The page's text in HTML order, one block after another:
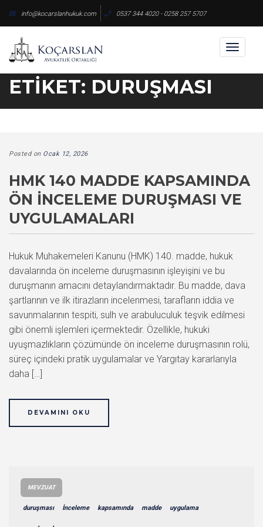
content
info@kocarslanhukuk.com 0537 344 4020 - 0258 257 5707
Toggle
ETIKET: DURUŞMASI
Posted on Ocak 12, 2026
HMK 140 MADDE KAPSAMINDA
ÖN İNCELEME DURUŞMASI VE
UYGULAMALARI
Hukuk Muhakemeleri Kanunu (HMK) 140. madde, hukuk
davalarında ön inceleme duruşmasının işleyişini ve bu
duruşmanın amacını detaylandırmaktadır. Bu madde, dava
şartlarının ve ilk itirazların incelenmesi, tarafların iddia ve
savunmalarının tespiti, sulh ve arabuluculuk teşvik edilmesi
gibi önemli işlemleri içermektedir. Özellikle, hukuki
uyuşmazlıkların çözümünde ön inceleme duruşmasının rolü,
süreç içindeki pratik uygulamalar ve Yargıtay kararlarıyla
daha […]
DEVAMINI OKU
MEVZUAT
duruşması İnceleme kapsamında madde uygulama